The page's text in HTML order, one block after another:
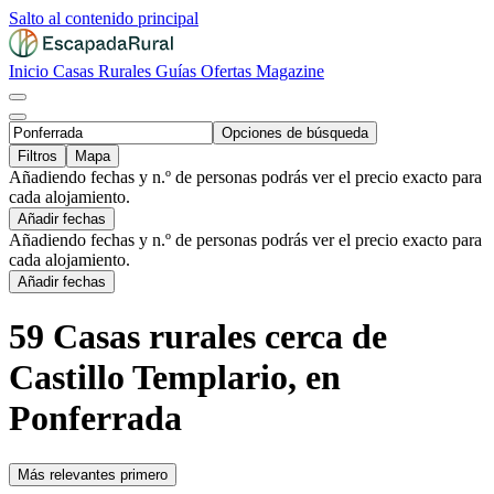
Salto al contenido principal
Inicio Casas Rurales Guías Ofertas Magazine
Opciones de búsqueda
Filtros
Mapa
Añadiendo fechas y n.º de personas podrás ver el precio exacto para
cada alojamiento.
Añadir fechas
Añadiendo fechas y n.º de personas podrás ver el precio exacto para
cada alojamiento.
Añadir fechas
59 Casas rurales cerca de
Castillo Templario, en
Ponferrada
Más relevantes primero